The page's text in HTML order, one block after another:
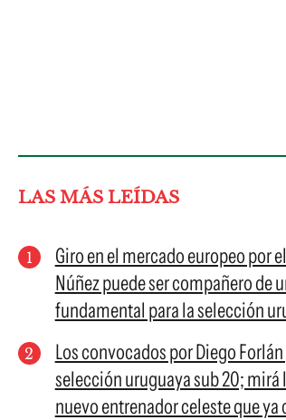
LAS MÁS LEÍDAS
Giro en el mercado europeo por
Núñez puede ser compañero de
fundamental para la selección
Los convocados por Diego
selección uruguaya sub 20; mirá
nuevo entrenador celeste que ya